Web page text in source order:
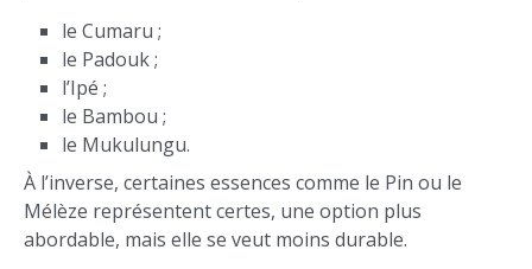
le Cumaru ;
le Padouk ;
l’Ipé ;
le Bambou ;
le Mukulungu.
À l’inverse, certaines essences comme le Pin ou le
Mélèze représentent certes, une option plus
abordable, mais elle se veut moins durable.